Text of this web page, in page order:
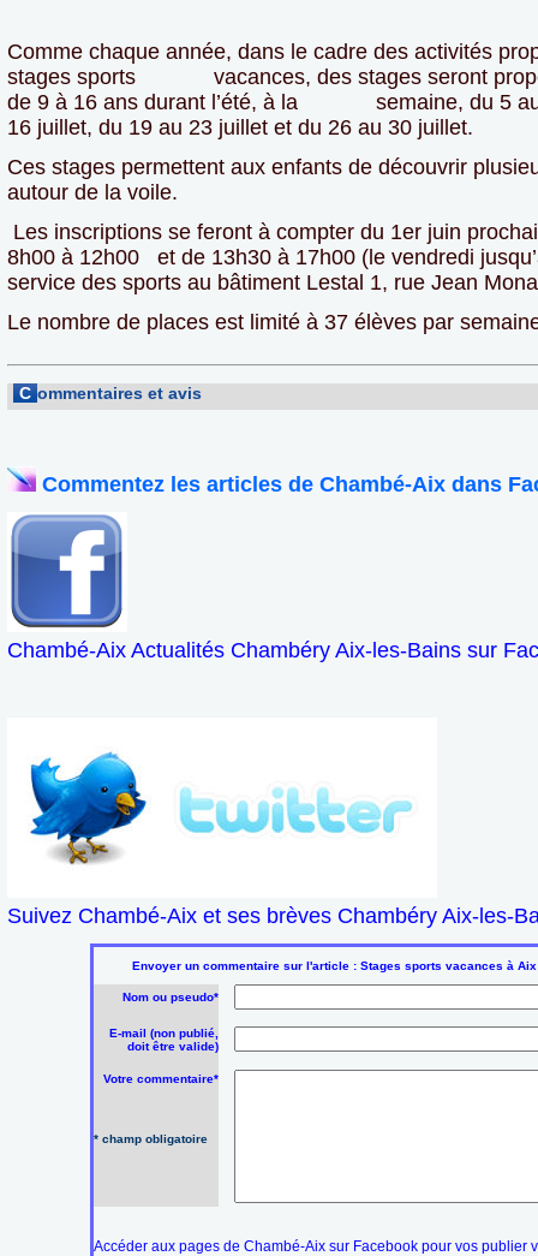
Comme chaque année, dans le cadre des activités
stages sports vacances, des stages seront
de 9 à 16 ans durant l’été, à la semaine, du 5 au
16 juillet, du 19 au 23 juillet et du 26 au 30 juillet.
Ces stages permettent aux enfants de découvrir
autour de la voile.
Les inscriptions se feront à compter du 1er juin
8h00 à 12h00 et de 13h30 à 17h00 (le vendredi
service des sports au bâtiment Lestal 1, rue Jean
Le nombre de places est limité à 37 élèves par
C ommentaires et avis
Commentez les articles de Chambé-Aix dans
Chambé-Aix Actualités Chambéry Aix-les-Bains sur
Suivez Chambé-Aix et ses brèves Chambéry Aix-les-
Envoyer un commentaire sur l'article : Stages sports vacances à
Nom ou pseudo*
E-mail (non publié,
doit être valide)
Votre commentaire*
* champ obligatoire
Accéder aux pages de Chambé-Aix sur Facebook pour vos publier